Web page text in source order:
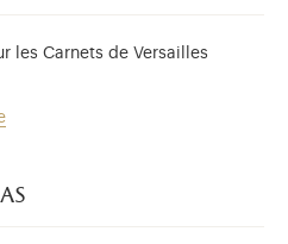
les Carnets de Versailles